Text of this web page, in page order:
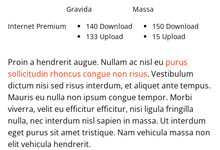
Internet Premium
Gravida
140 Download
133 Upload
Massa
150 Download
15 Upload
Proin a hendrerit augue. Nullam ac nisl eu purus
sollicitudin rhoncus congue non risus. Vestibulum
dictum nisi sed risus interdum, et aliquet ante tempus.
Mauris eu nulla non ipsum congue tempor. Morbi
viverra, velit eu efficitur efficitur, nisi ligula fringilla
nulla, nec interdum nisl sapien in massa. Ut interdum
eget purus sit amet tristique. Nam vehicula massa non
elit vehicula hendrerit.